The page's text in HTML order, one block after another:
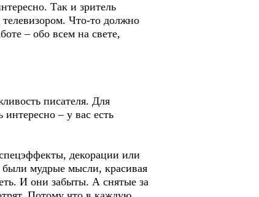
Так и зритель
Что-то должно
– обо всем на свете,
писателя. Для
– у вас есть
декорации или
были мудрые мысли, красивая
И они забыты. А снятые за